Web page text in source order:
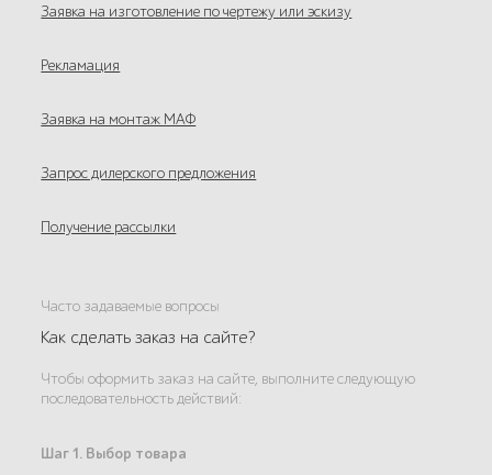
Заявка на изготовление по чертежу или эскизу
Рекламация
Заявка на монтаж МАФ
Запрос дилерского предложения
Получение рассылки
Часто задаваемые вопросы
Как сделать заказ на сайте?
Чтобы оформить заказ на сайте, выполните следующую
последовательность действий:
Шаг 1. Выбор товара